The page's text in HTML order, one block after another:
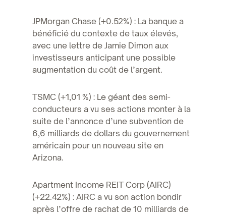
JPMorgan Chase (+0.52%) : La banque a
bénéficié du contexte de taux élevés,
avec une lettre de Jamie Dimon aux
investisseurs anticipant une possible
augmentation du coût de l’argent.
TSMC (+1,01 %) : Le géant des semi-
conducteurs a vu ses actions monter à la
suite de l’annonce d’une subvention de
6,6 milliards de dollars du gouvernement
américain pour un nouveau site en
Arizona.
Apartment Income REIT Corp (AIRC)
(+22.42%) : AIRC a vu son action bondir
après l’offre de rachat de 10 milliards de